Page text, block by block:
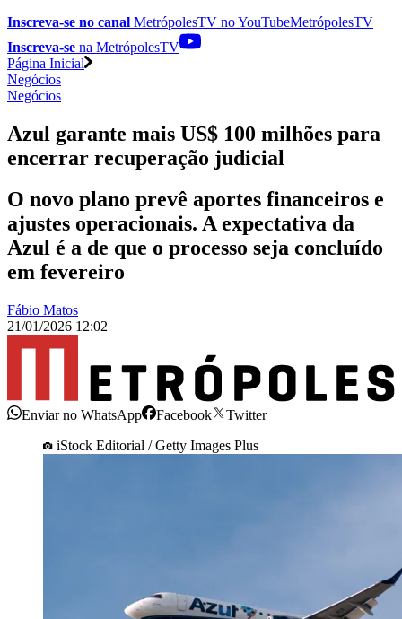
Inscreva-se no canal MetrópolesTV noYouTubeMetrópolesTV
Inscreva-se na MetrópolesTV
Página Inicial
Negócios
Negócios
Azul garante mais US$ 100 milhões para
encerrar recuperação judicial
O novo plano prevê aportes financeiros e
ajustes operacionais. A expectativa da
Azul é a de que o processo seja concluído
em fevereiro
Fábio Matos
21/01/2026 12:02
Enviar no WhatsApp Facebook
Twitter
iStock Editorial / Getty Images Plus